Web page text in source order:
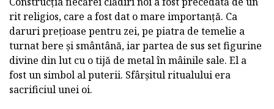
rit religios, care a fost dat o mare importanță. Ca
daruri prețioase pentru zei, pe piatra de temelie a
turnat bere și smântână, iar partea de sus set figurine
divine din lut cu o tijă de metal în mâinile sale. El a
fost un simbol al puterii. Sfârșitul ritualului era
sacrificiul unei oi.